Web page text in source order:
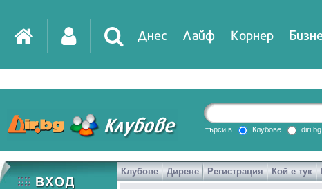
Днес Лайф Корнер
търси в Клубове diri.bg
Клубове Дирене Регистрация Кой е тук